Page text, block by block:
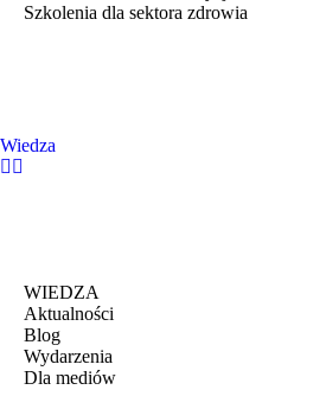
Szkolenia dla sektora zdrowia
Wiedza
WIEDZA
Aktualności
Blog
Wydarzenia
Dla mediów